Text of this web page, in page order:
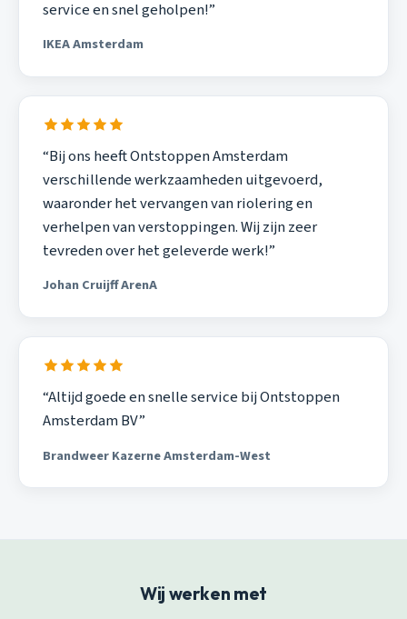
service en snel geholpen!”
IKEA Amsterdam
“Bij ons heeft Ontstoppen Amsterdam
verschillende werkzaamheden uitgevoerd,
waaronder het vervangen van riolering en
verhelpen van verstoppingen. Wij zijn zeer
tevreden over het geleverde werk!”
Johan Cruijff ArenA
“Altijd goede en snelle service bij Ontstoppen
Amsterdam BV”
Brandweer Kazerne Amsterdam-West
Wij werken met